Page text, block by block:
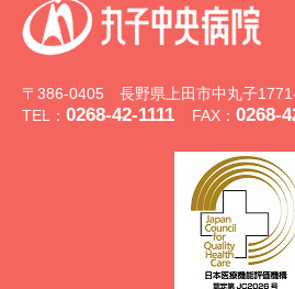
〒386-0405 長野県上田市中丸子
TEL： 0268-42-1111 FAX： 0268-